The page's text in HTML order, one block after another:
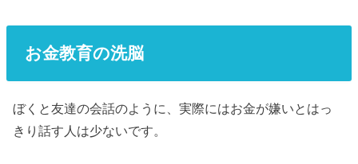
お金教育の洗脳
ぼくと友達の会話のように、実際にはお金が嫌いとはっ
きり話す人は少ないです。